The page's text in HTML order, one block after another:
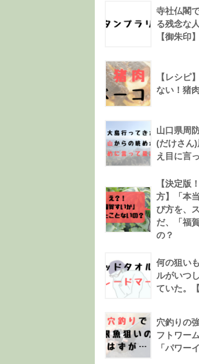
寺社仏閣
る残念な
【御朱印】
【レシピ
ない！猪
山口県周
(だけさん
え目に言
【決定版
方】「本
び方を、
だ、「福
の？
何の狙い
ルがいつ
ていた。
穴釣りの
フトワー
「パワー